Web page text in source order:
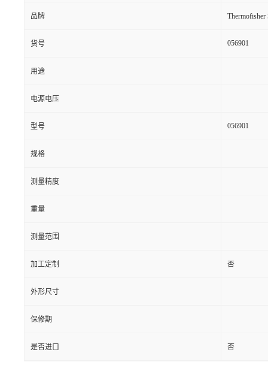
品牌
货号 056901
用途
电源电压
型号 056901
规格
测量精度
重量
测量范围
加工定制 否
外形尺寸
保修期
是否进口 否